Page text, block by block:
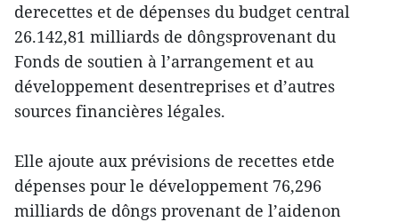
derecettes et de dépenses du budget central
26.142,81 milliards de dôngsprovenant du
Fonds de soutien à l’arrangement et au
développement desentreprises et d’autres
sources financières légales.
Elle ajoute aux prévisions de recettes etde
dépenses pour le développement 76,296
milliards de dôngs provenant de l’aidenon